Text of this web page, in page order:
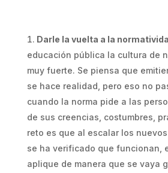
Darle la vuelta a la
educación pública la cultura de
muy fuerte. Se piensa que
se hace realidad, pero eso no
cuando la norma pide a las
de sus creencias, costumbres,
reto es que al escalar los
se ha verificado que funcionan,
aplique de manera que se vaya